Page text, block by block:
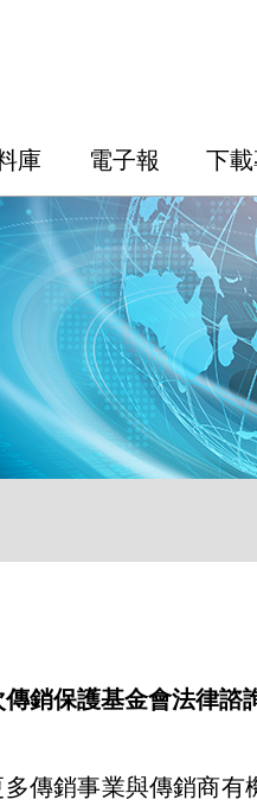
庫 電子報 下
銷保護基金會法律諮
銷事業與傳銷商有